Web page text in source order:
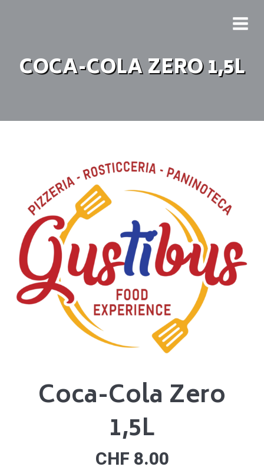
COCA-COLA ZERO 1,5L
Coca-Cola Zero
1,5L
CHF 8.00